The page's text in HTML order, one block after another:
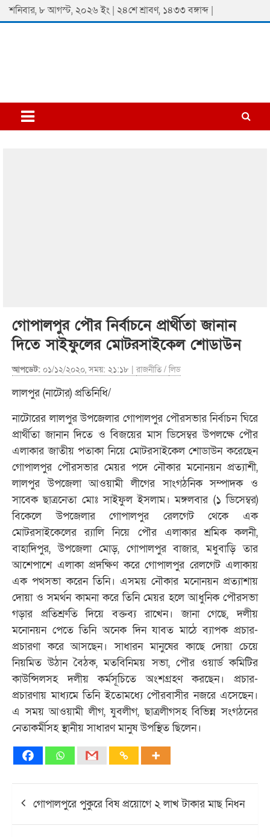
Skip
to
শনিবার, ৮ আগস্ট, ২০২৬ ইং | ২৪শে শ্রাবণ, ১৪৩৩ বঙ্গাব্দ |
Padmaprobaha
Online Newspaper Portal
গোপালপুর পৌর নির্বাচনে প্রার্থীতা জানান
দিতে সাইফুলের মোটরসাইকেল শোডাউন
আপডেট: ০১/১২/২০২০, সময়: ২১:১৮ |রাজনীতি/লিড
লালপুর (নাটোর) প্রতিনিধি/
নাটোরের লালপুর উপজেলার গোপালপুর পৌরসভার নির্বাচন ঘিরে
প্রার্থীতা জানান দিতে ও বিজয়ের মাস ডিসেম্বর উপলক্ষে পৌর
এলাকার জাতীয় পতাকা নিয়ে মোটরসাইকেল শোডাউন করেছেন
গোপালপুর পৌরসভার মেয়র পদে নৌকার মনোনয়ন প্রত্যাশী,
লালপুর উপজেলা আওয়ামী লীগের সাংগঠনিক সম্পাদক ও
সাবেক ছাত্রনেতা মোঃ সাইফুল ইসলাম। মঙ্গলবার (১ ডিসেম্বর)
বিকেলে উপজেলার গোপালপুর রেলগেট থেকে এক
মোটরসাইকেলের র্যালি নিয়ে পৌর এলাকার শ্রমিক কলনী,
বাহাদিপুর, উপজেলা মোড়, গোপালপুর বাজার, মধুবাড়ি তার
আশেপাশে এলাকা প্রদক্ষিণ করে গোপালপুর রেলগেট এলাকায়
এক পথসভা করেন তিনি। এসময় নৌকার মনোনয়ন প্রত্যাশায়
দোয়া ও সমর্থন কামনা করে তিনি মেয়র হলে আধুনিক পৌরসভা
গড়ার প্রতিশ্রুতি দিয়ে বক্তব্য রাখেন। জানা গেছে, দলীয়
মনোনয়ন পেতে তিনি অনেক দিন যাবত মাঠে ব্যাপক প্রচার-
প্রচারণা করে আসছেন। সাধারন মানুষের কাছে দোয়া চেয়ে
নিয়মিত উঠান বৈঠক, মতবিনিময় সভা, পৌর ওয়ার্ড কমিটির
কাউন্সিলসহ দলীয় কর্মসূচিতে অংশগ্রহণ করছেন। প্রচার-
প্রচারণায় মাধ্যমে তিনি ইতোমধ্যে পৌরবাসীর নজরে এসেছেন।
এ সময় আওয়ামী লীগ, যুবলীগ, ছাত্রলীগসহ বিভিন্ন সংগঠনের
নেতাকর্মীসহ স্থানীয় সাধারণ মানুষ উপস্থিত ছিলেন।
navigation
গোপালপুরে পুকুরে বিষ প্রয়োগে ২ লাখ টাকার মাছ নিধন